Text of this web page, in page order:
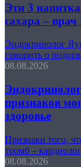
Эти 3
сахара – врач
Эндокринолог
говорить о
08.08.2026
признаков
здоровье
Признаки того,
тромб –
08.08.2026